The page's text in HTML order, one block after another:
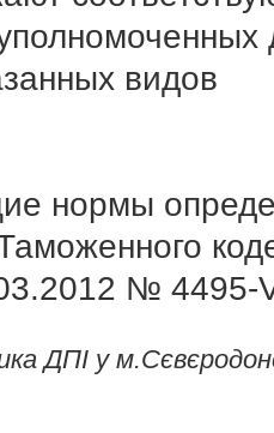
видов
нормы
№ 4495-
ДПІ у